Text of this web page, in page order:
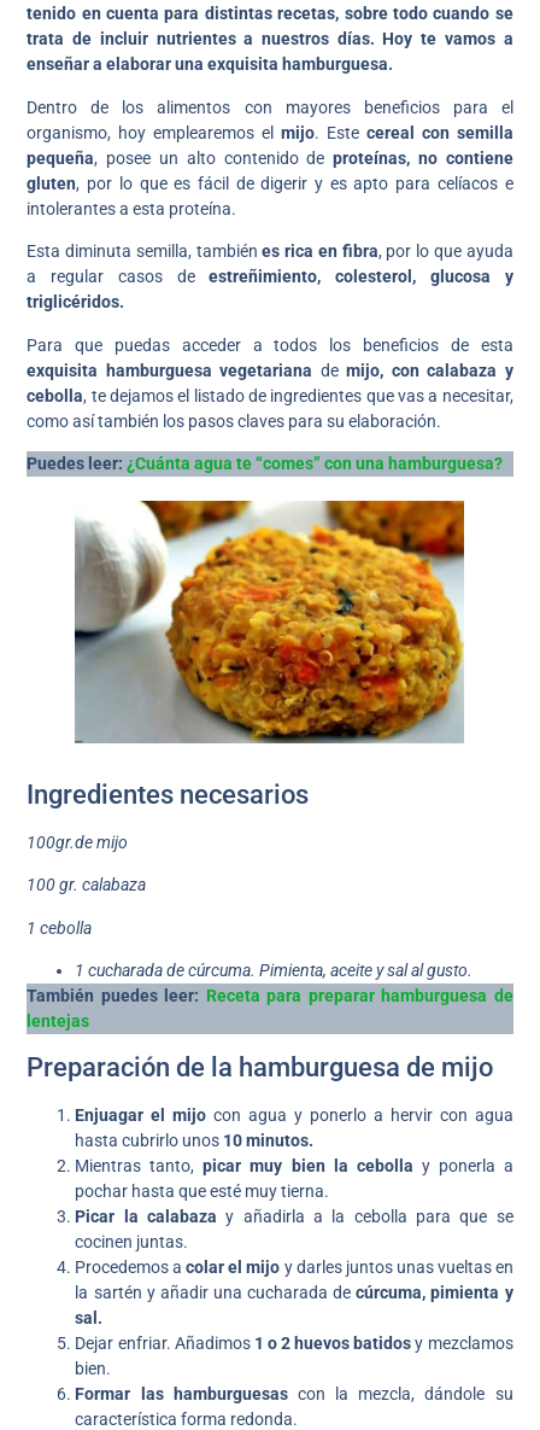
tenido en cuenta para distintas recetas, sobre todo cuando se
trata de incluir nutrientes a nuestros días. Hoy te vamos a
enseñar a elaborar una exquisita hamburguesa.
Dentro de los alimentos con mayores beneficios para el
organismo, hoy emplearemos el mijo. Este cereal con semilla
pequeña, posee un alto contenido deproteínas, no contiene
gluten, por lo que es fácil de digerir y es apto para celíacos e
intolerantes a esta proteína.
Esta diminuta semilla, tambiénes rica en fibra, por lo que ayuda
a regular casos deestreñimiento, colesterol, glucosa y
triglicéridos.
Para que puedas acceder a todos los beneficios de esta
exquisita hamburguesa vegetariana demijo, con calabaza y
cebolla, te dejamos el listado de ingredientes que vas a necesitar,
como así también los pasos claves para su elaboración.
Puedes leer: ¿Cuánta agua te “comes” con una hamburguesa?
Ingredientes necesarios
100gr.de mijo
100 gr. calabaza
1 cebolla
1 cucharada de cúrcuma. Pimienta, aceite y sal al gusto.
También puedes leer: Receta para preparar hamburguesa de
lentejas
Preparación de la hamburguesa de mijo
Enjuagar el mijo con agua y ponerlo a hervir con agua
hasta cubrirlo unos 10 minutos.
Mientras tanto,picar muy bien la cebolla y ponerla a
pochar hasta que esté muy tierna.
Picar la calabazay añadirla a la cebolla para que se
cocinen juntas.
Procedemos acolar el mijo y darles juntos unas vueltas en
la sartén y añadir una cucharada decúrcuma, pimienta y
sal.
Dejar enfriar. Añadimos 1 o 2 huevos batidosy mezclamos
bien.
Formar las hamburguesascon la mezcla, dándole su
característica forma redonda.